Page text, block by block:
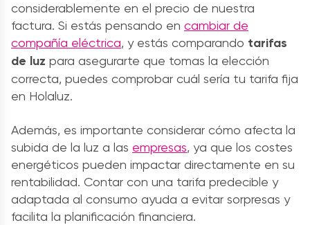
considerablemente en el precio de nuestra
factura. Si estás pensando en cambiar de
compañía eléctrica, y estás comparando tarifas
de luz para asegurarte que tomas la elección
correcta, puedes comprobar cuál sería tu tarifa fija
en Holaluz.
Además, es importante considerar cómo afecta la
subida de la luz a las empresas, ya que los costes
energéticos pueden impactar directamente en su
rentabilidad. Contar con una tarifa predecible y
adaptada al consumo ayuda a evitar sorpresas y
facilita la planificación financiera.